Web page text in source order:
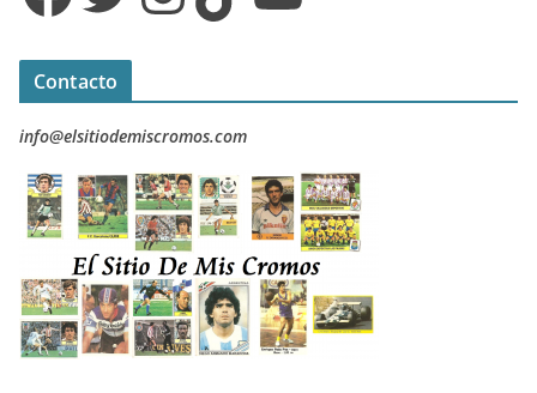
Contacto
info@elsitiodemiscromos.com